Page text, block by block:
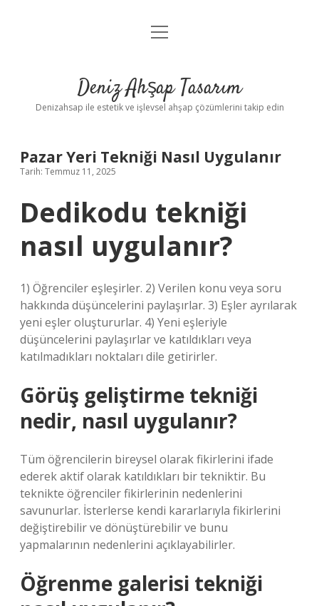
Anasayfa
Yasal Uyarı
menüyü
Deniz Ahşap Tasarım
Denizahsap ile estetik ve işlevsel ahşap çözümlerini takip edin
Pazar Yeri Tekniği Nasıl Uygulanır
Tarih: Temmuz 11, 2025
Dedikodu tekniği
nasıl uygulanır?
1) Öğrenciler eşleşirler. 2) Verilen konu veya soru
hakkında düşüncelerini paylaşırlar. 3) Eşler ayrılarak
yeni eşler oluştururlar. 4) Yeni eşleriyle
düşüncelerini paylaşırlar ve katıldıkları veya
katılmadıkları noktaları dile getirirler.
Görüş geliştirme tekniği
nedir, nasıl uygulanır?
Tüm öğrencilerin bireysel olarak fikirlerini ifade
ederek aktif olarak katıldıkları bir tekniktir. Bu
teknikte öğrenciler fikirlerinin nedenlerini
savunurlar. İsterlerse kendi kararlarıyla fikirlerini
değiştirebilir ve dönüştürebilir ve bunu
yapmalarının nedenlerini açıklayabilirler.
Öğrenme galerisi tekniği